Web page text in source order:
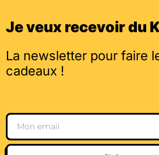
Je veux recevoir du
La newsletter pour faire
cadeaux !
Email